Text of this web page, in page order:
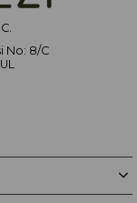
No: 8/C